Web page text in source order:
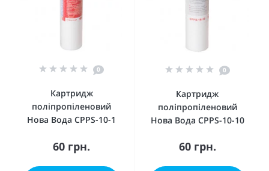
0
Картридж
поліпропіленовий
Нова Вода CPPS-10-1
60 грн.
0
Картридж
поліпропіленовий
Нова Вода CPPS-10-10
60 грн.